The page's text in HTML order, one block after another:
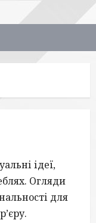
ідеї,
Огляди
для